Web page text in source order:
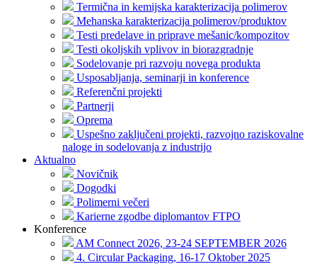
Termična in kemijska karakterizacija polimerov
Mehanska karakterizacija polimerov/produktov
Testi predelave in priprave mešanic/kompozitov
Testi okoljskih vplivov in biorazgradnje
Sodelovanje pri razvoju novega produkta
Usposabljanja, seminarji in konference
Referenčni projekti
Partnerji
Oprema
Uspešno zaključeni projekti, razvojno raziskovalne
naloge in sodelovanja z industrijo
Aktualno
Novičnik
Dogodki
Polimerni večeri
Karierne zgodbe diplomantov FTPO
Konference
AM Connect 2026, 23-24 SEPTEMBER 2026
4. Circular Packaging, 16-17 Oktober 2025